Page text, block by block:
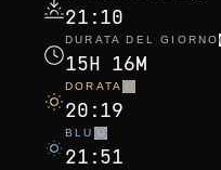
21:10
DURATA DEL GIORNO
15H 16M
DORATA
20:19
BLU
21:51